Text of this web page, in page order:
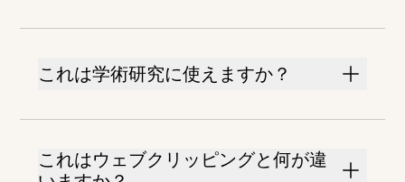
これは学術研究に使えますか？
これはウェブクリッピングと何が違